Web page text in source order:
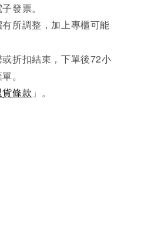
發票。
所調整，加上專櫃可能
折扣結束，下單後72小
。
貨條款 」。